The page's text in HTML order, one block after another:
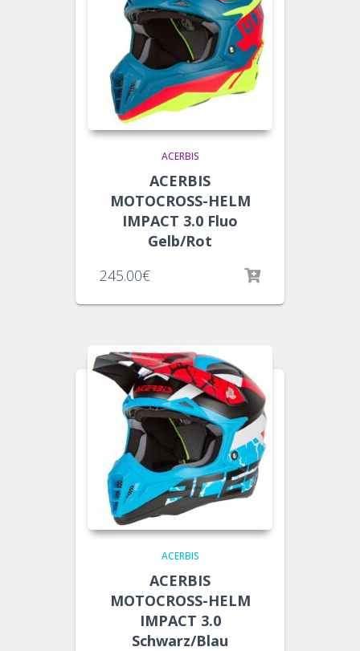
ACERBIS
ACERBIS
MOTOCROSS-HELM
IMPACT 3.0 Fluo
Gelb/Rot
245.00€
ACERBIS
ACERBIS
MOTOCROSS-HELM
IMPACT 3.0
Schwarz/Blau